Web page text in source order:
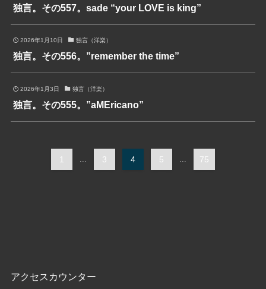
独言。その557。sade “your LOVE is king”
2026年1月10日 独言（洋楽）
独言。その556。”remember the time”
2026年1月3日 独言（洋楽）
独言。その555。”aMEricano”
1 3 4 5 75
アクセスカウンター